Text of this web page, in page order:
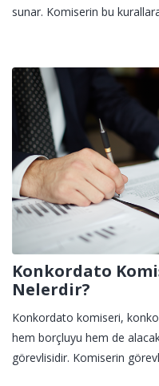
sunar. Komiserin bu
borçlunun yeniden
Konkordato
Nelerdir?
Konkordato komiseri,
hem borçluyu hem de
görevlisidir. Komiserin
sürecin başarılı